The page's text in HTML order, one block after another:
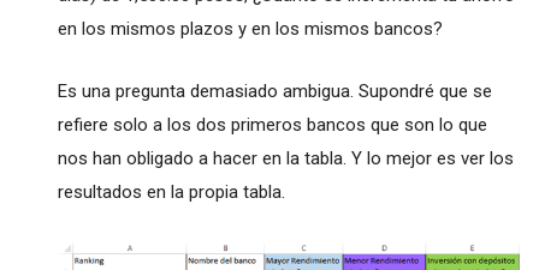
en los mismos plazos y en los mismos bancos?
Es una pregunta demasiado ambigua. Supondré que se
refiere solo a los dos primeros bancos que son lo que
nos han obligado a hacer en la tabla. Y lo mejor es ver los
resultados en la propia tabla.